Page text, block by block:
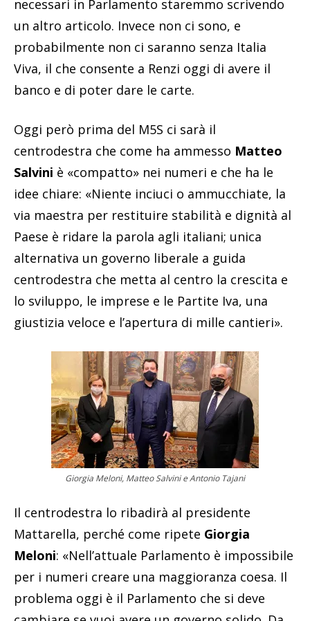
necessari in Parlamento staremmo scrivendo
un altro articolo. Invece non ci sono, e
probabilmente non ci saranno senza Italia
Viva, il che consente a Renzi oggi di avere il
banco e di poter dare le carte.
Oggi però prima del M5S ci sarà il
centrodestra che come ha ammesso Matteo
Salvini è «compatto» nei numeri e che ha le
idee chiare: «Niente inciuci o ammucchiate, la
via maestra per restituire stabilità e dignità al
Paese è ridare la parola agli italiani; unica
alternativa un governo liberale a guida
centrodestra che metta al centro la crescita e
lo sviluppo, le imprese e le Partite Iva, una
giustizia veloce e l’apertura di mille cantieri».
Giorgia Meloni, Matteo Salvini e Antonio Tajani
Il centrodestra lo ribadirà al presidente
Mattarella, perché come ripete Giorgia
Meloni: «Nell’attuale Parlamento è impossibile
per i numeri creare una maggioranza coesa. Il
problema oggi è il Parlamento che si deve